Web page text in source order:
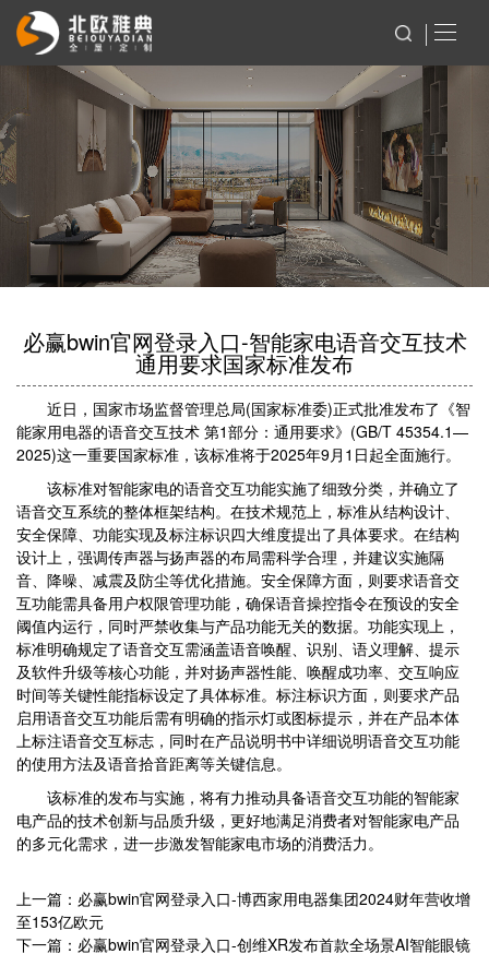
必赢bwin官网登录入口-智能家电语音交互技术
通用要求国家标准发布
近日，国家市场监督管理总局(国家标准委)正式批准发布了《智
能家用电器的语音交互技术 第1部分：通用要求》(GB/T 45354.1—
2025)这一重要国家标准，该标准将于2025年9月1日起全面施行。
该标准对智能家电的语音交互功能实施了细致分类，并确立了
语音交互系统的整体框架结构。在技术规范上，标准从结构设计、
安全保障、功能实现及标注标识四大维度提出了具体要求。在结构
设计上，强调传声器与扬声器的布局需科学合理，并建议实施隔
音、降噪、减震及防尘等优化措施。安全保障方面，则要求语音交
互功能需具备用户权限管理功能，确保语音操控指令在预设的安全
阈值内运行，同时严禁收集与产品功能无关的数据。功能实现上，
标准明确规定了语音交互需涵盖语音唤醒、识别、语义理解、提示
及软件升级等核心功能，并对扬声器性能、唤醒成功率、交互响应
时间等关键性能指标设定了具体标准。标注标识方面，则要求产品
启用语音交互功能后需有明确的指示灯或图标提示，并在产品本体
上标注语音交互标志，同时在产品说明书中详细说明语音交互功能
的使用方法及语音拾音距离等关键信息。
该标准的发布与实施，将有力推动具备语音交互功能的智能家
电产品的技术创新与品质升级，更好地满足消费者对智能家电产品
的多元化需求，进一步激发智能家电市场的消费活力。
上一篇：必赢bwin官网登录入口-博西家用电器集团2024财年营收增
至153亿欧元
下一篇：必赢bwin官网登录入口-创维XR发布首款全场景AI智能眼镜